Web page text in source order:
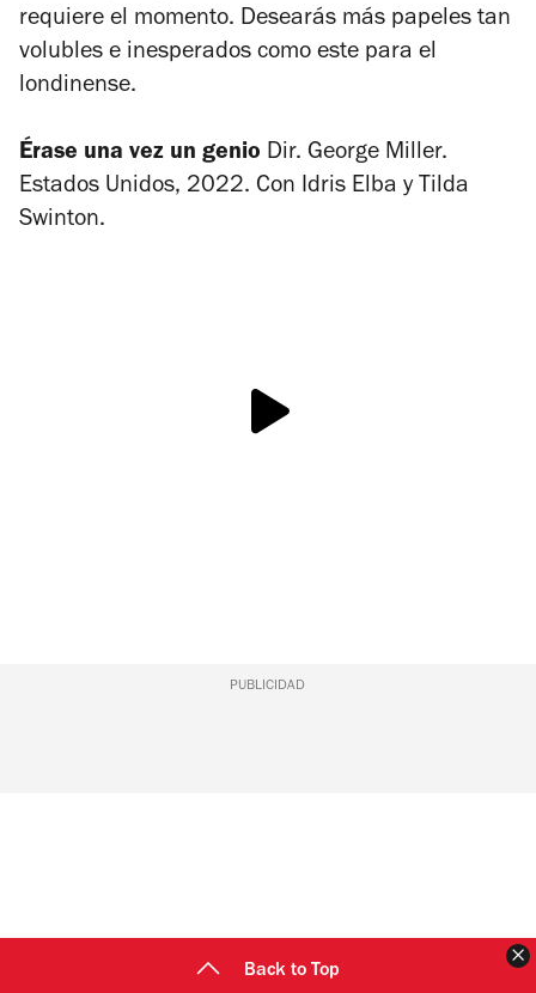
requiere el momento. Desearás más papeles tan
volubles e inesperados como este para el
londinense.
Érase una vez un genio Dir. George Miller.
Estados Unidos, 2022. Con Idris Elba y Tilda
Swinton.
PUBLICIDAD
Back to Top